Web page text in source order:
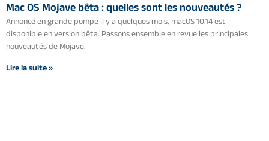
Mac OS Mojave bêta : quelles sont les nouveautés ?
Annoncé en grande pompe il y a quelques mois, macOS 10.14 est
disponible en version bêta. Passons ensemble en revue les principales
nouveautés de Mojave.
Lire la suite »